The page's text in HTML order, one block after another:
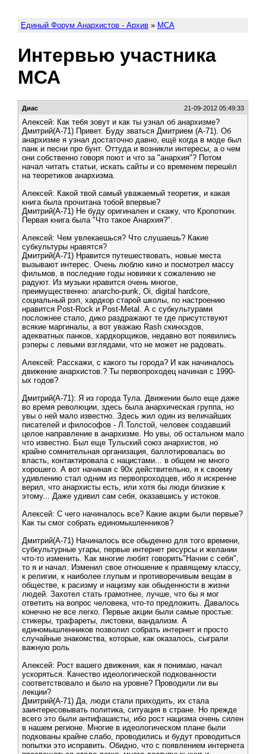
Единый Форум Анархистов - Архив » МСА
Интервью участника
МСА
Диас 21-09-2012 05:49:33
Алексей: Как тебя зовут и как ты узнал об анархизме?
Дмитрий(А-71) Привет. Буду зваться Дмитрием (А-71). Об
анархизме я узнал достаточно давно, ещё когда в моде был
панк и песни про бунт. Оттуда и возникли интересы, а о чем
они собственно говоря поют и что за "анархия"? Потом
начал читать статьи, искать сайты и со временем перешёл
на теоретиков анархизма.
Алексей: Какой твой самый уважаемый теоретик, и какая
книга была прочитана тобой впервые?
Дмитрий(А-71) Не буду оригинален и скажу, что Кропоткин.
Первая книга была "Что такое Анархия?".
Алексей: Чем увлекаешься? Что слушаешь? Какие
субкультуры нравятся?
Дмитрий(А-71) Нравится путешествовать, новые места
вызывают интерес. Очень люблю кино и посмотрел массу
фильмов, в последние годы новинки к сожалению не
радуют. Из музыки нравится очень многое,
преимущественно: anarcho-punk, Oi, digital hardcore,
социальный рэп, хардкор старой школы, по настроению
нравится Post-Rock и Post-Metal. А с субкультурами
посложнее стало, дико раздражают те где присутствуют
всякие маргиналы, а вот уважаю Rash скинхэдов,
адекватных панков, хардкорщиков, недавно вот появились
рэперы с левыми взглядами, что не может не радовать.
Алексей: Расскажи, с какого ты города? И как начиналось
движение анархистов.? Ты первопроходец начиная с 1990-
ых годов?
Дмитрий(А-71): Я из города Тула. Движении было еще даже
во время революции, здесь была анархическая группа, но
увы о ней мало известно. Здесь жил один из величайших
писателей и философов - Л.Толстой, человек создавший
целое направление в анархизме. Но увы, об остальном мало
что известно. Был еще Тульский союз анархистов, но
крайне сомнительная организация, баллотировалась во
власть, контактировала с нацистами... в общем не много
хорошего. А вот начиная с 90х действительно, я к своему
удивлению стал одним из первопроходцев, ибо я искренне
верил, что анархисты есть, или хотя бы люди близкие к
этому... Даже удивил сам себя, оказавшись у истоков.
Алексей: С чего начиналось все? Какие акции были первые?
Как ты смог собрать единомышленников?
Дмитрий(А-71) Начиналось все обыденно для того времени,
субкультурные угары, первые интернет ресурсы и желании
что-то изменить. Как многие любят говорить"Начни с себя",
то я и начал. Изменил свое отношение к правящему классу,
к религии, к наиболее глупым и противоречивым вещам в
обществе, к расизму и нацизму как обыденности в жизни
людей. Захотел стать грамотнее, лучше, что бы я мог
ответить на вопрос человека, что-то предложить. Давалось
конечно не все легко. Первые акции были самые простые:
стикеры, трафареты, листовки, вандализм. А
единомышленников позволил собрать интернет и просто
случайные знакомства, которые, как оказалось, сыграли
важную роль
Алексей: Рост вашего движения, как я понимаю, начал
ускоряться. Качество идеологической подкованности
соответствовало и было на уровне? Проводили ли вы
лекции?
Дмитрий(А-71) Да, люди стали приходить, их стала
заинтересовывать политика, ситуация в стране. Но прежде
всего это были антифашисты, ибо рост нацизма очень силен
в нашем регионе. Многие в идеологическом плане были
подкованы крайне слабо, проводились и будут проводиться
попытки это исправить. Обидно, что с появлением интернета